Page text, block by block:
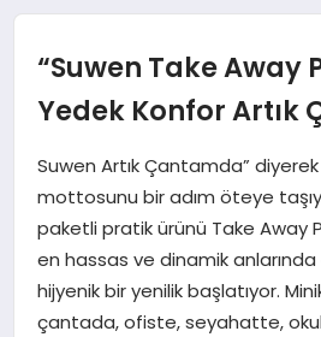
TEKNOLOJI
EKONOMI
MAGAZIN
“Suwen Take Away
Yedek Konfor Artık
Suwen Artık Çantamda”
mottosunu bir adım öteye
paketli pratik ürünü Take Away
en hassas ve dinamik
hijyenik bir yenilik başlatıyor.
çantada, ofiste, seyahatte,